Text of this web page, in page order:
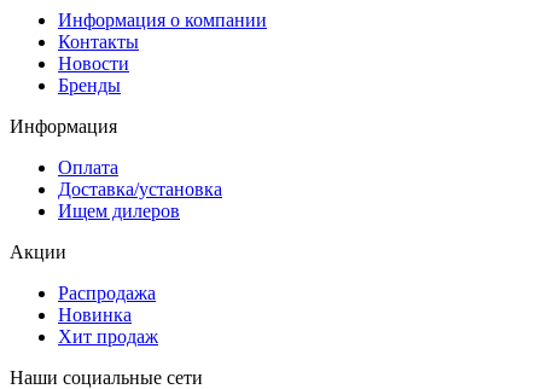
Информация о компании
Контакты
Новости
Бренды
Информация
Оплата
Доставка/установка
Ищем дилеров
Акции
Распродажа
Новинка
Хит продаж
Наши социальные сети